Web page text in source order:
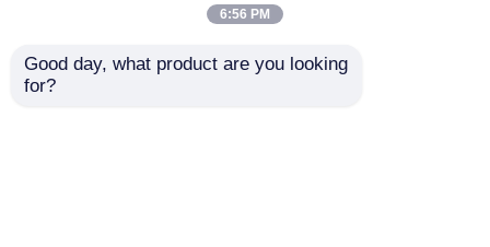
6:56 PM
Good day, what product are you looking
for?